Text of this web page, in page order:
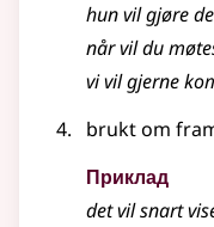
hun vil gjøre
når vil du
vi vil gjerne
brukt om
Приклад
det vil snart